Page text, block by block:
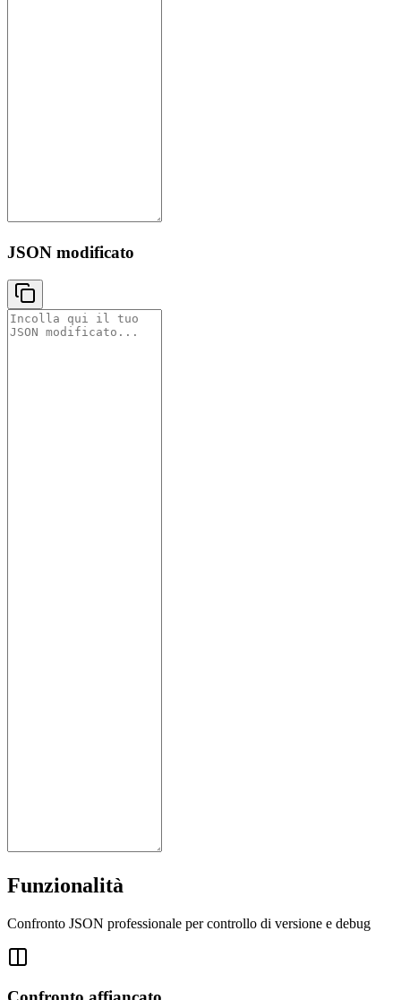
JSON modificato
Funzionalità
Confronto JSON professionale per controllo di versione e debug